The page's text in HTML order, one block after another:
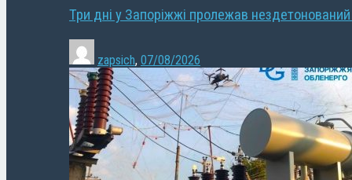
Три дні у Запоріжжі пролежав
zapsich, 07/08/2026